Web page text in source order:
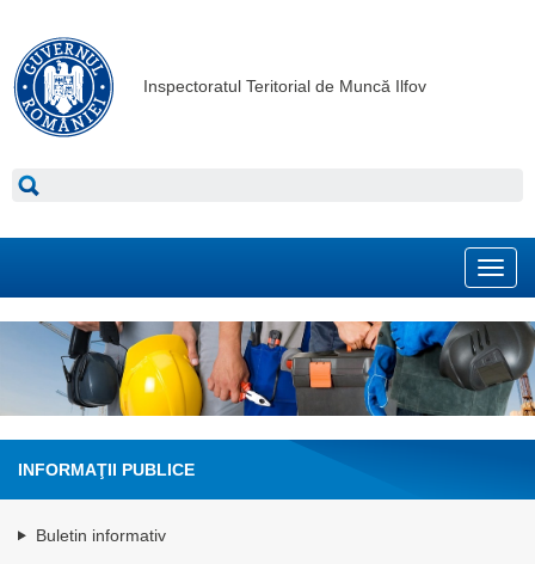
Inspectoratul Teritorial de Muncă Ilfov
INFORMAŢII PUBLICE
Buletin informativ